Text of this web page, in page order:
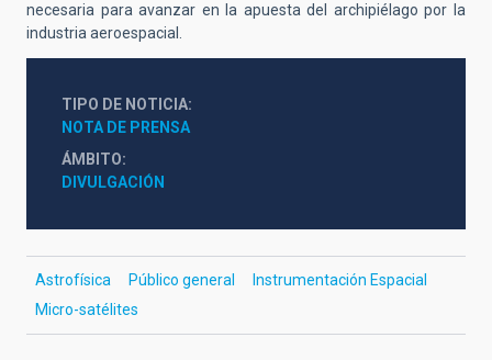
necesaria para avanzar en la apuesta del archipiélago por la
industria aeroespacial.
TIPO DE NOTICIA
NOTA DE PRENSA
ÁMBITO
DIVULGACIÓN
Astrofísica Público general
Instrumentación Espacial
Micro-satélites